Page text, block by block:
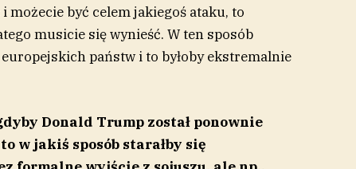
być celem jakiegoś ataku, to
musicie się wynieść. W ten sposób
państw i to byłoby ekstremalnie
Donald Trump został ponownie
w jakiś sposób starałby się